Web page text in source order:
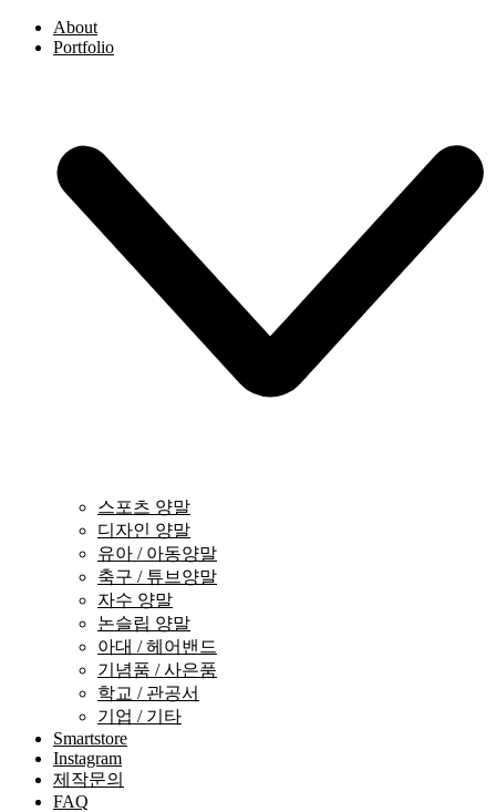
About
Portfolio
스포츠 양말
디자인 양말
유아 / 아동양말
축구 / 튜브양말
자수 양말
논슬립 양말
아대 / 헤어밴드
기념품 / 사은품
학교 / 관공서
기업 / 기타
Smartstore
Instagram
제작문의
FAQ